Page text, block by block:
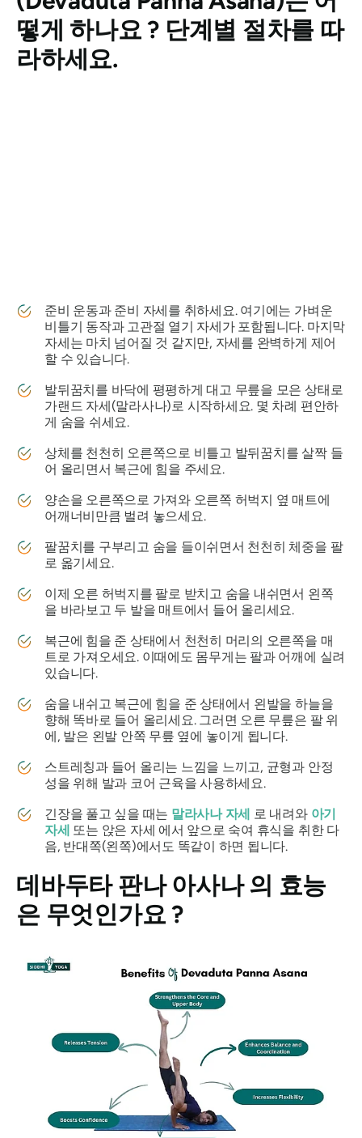
떻게 하나요 ? 단계별 절차를 따
라하세요.
준비 운동과 준비 자세를 취하세요. 여기에는 가벼운
비틀기 동작과 고관절 열기 자세가 포함됩니다. 마지막
자세는 마치 넘어질 것 같지만, 자세를 완벽하게 제어
할 수 있습니다.
발뒤꿈치를 바닥에 평평하게 대고 무릎을 모은 상태로
가랜드 자세(말라사나)로 시작하세요. 몇 차례 편안하
게 숨을 쉬세요.
상체를 천천히 오른쪽으로 비틀고 발뒤꿈치를 살짝 들
어 올리면서 복근에 힘을 주세요.
양손을 오른쪽으로 가져와 오른쪽 허벅지 옆 매트에
어깨너비만큼 벌려 놓으세요.
팔꿈치를 구부리고 숨을 들이쉬면서 천천히 체중을 팔
로 옮기세요.
이제 오른 허벅지를 팔로 받치고 숨을 내쉬면서 왼쪽
을 바라보고 두 발을 매트에서 들어 올리세요.
복근에 힘을 준 상태에서 천천히 머리의 오른쪽을 매
트로 가져오세요. 이때에도 몸무게는 팔과 어깨에 실려
있습니다.
숨을 내쉬고 복근에 힘을 준 상태에서 왼발을 하늘을
향해 똑바로 들어 올리세요. 그러면 오른 무릎은 팔 위
에, 발은 왼발 안쪽 무릎 옆에 놓이게 됩니다.
스트레칭과 들어 올리는 느낌을 느끼고, 균형과 안정
성을 위해 발과 코어 근육을 사용하세요.
긴장을 풀고 싶을 때는 말라사나 자세 로 내려와 아기
자세 또는 앉은 자세 에서 앞으로 숙여 휴식을 취한 다
음, 반대쪽(왼쪽)에서도 똑같이 하면 됩니다.
데바두타 판나 아사나의 효능
은 무엇인가요 ?